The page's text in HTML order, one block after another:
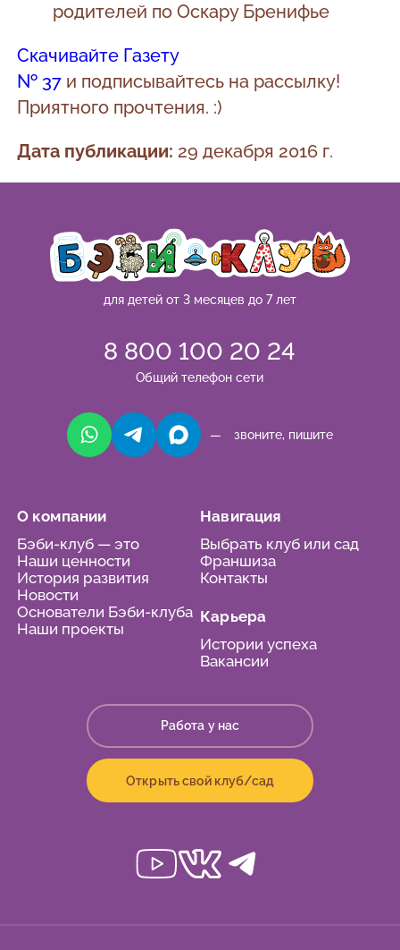
родителей по Оскару Бренифье
Скачивайте Газету
№ 37 и подписывайтесь на рассылку!
Приятного прочтения. :)
Дата публикации: 29 декабря 2016 г.
для детей от 3 месяцев до 7 лет
8 800 100 20 24
Общий телефон сети
— звоните, пишите
О компании
Бэби-клуб — это
Наши ценности
История развития
Новости
Основатели Бэби-клуба
Наши проекты
Навигация
Выбрать клуб или сад
Франшиза
Контакты
Карьера
Истории успеха
Вакансии
Работа у нас
Открыть свой клуб/сад